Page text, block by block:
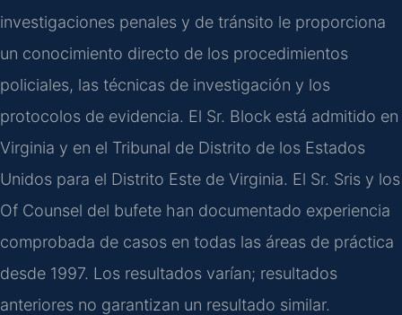
investigaciones penales y de tránsito le proporciona
un conocimiento directo de los procedimientos
policiales, las técnicas de investigación y los
protocolos de evidencia. El Sr. Block está admitido en
Virginia y en el Tribunal de Distrito de los Estados
Unidos para el Distrito Este de Virginia. El Sr. Sris y los
Of Counsel del bufete han documentado experiencia
comprobada de casos en todas las áreas de práctica
desde 1997. Los resultados varían; resultados
anteriores no garantizan un resultado similar.